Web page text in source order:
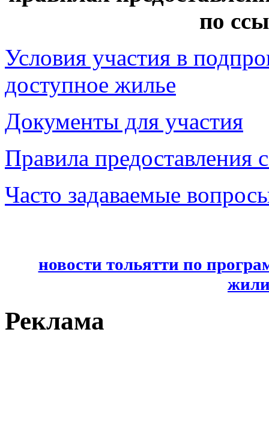
по
Условия участия в
доступное жилье
Документы для участия
Правила предоставления
Часто задаваемые
новости тольятти по
Реклама